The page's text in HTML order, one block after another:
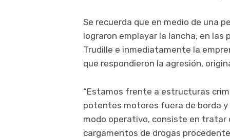
Se recuerda que en medio de una
lograron emplayar la lancha, en las
Trudille e inmediatamente la
que respondieron la agresión,
“Estamos frente a estructuras
potentes motores fuera de borda
modo operativo, consiste en tratar
cargamentos de drogas